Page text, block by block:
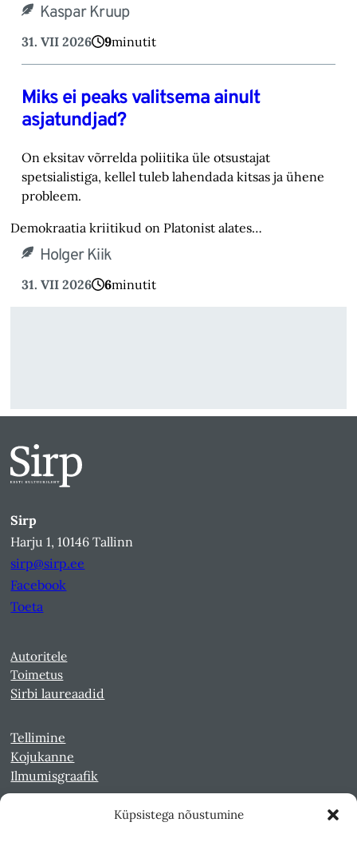
Küpsistega nõustumine
Kaspar Kruup
31. VII 2026 9minutit
Miks ei peaks valitsema ainult
asjatundjad?
On eksitav võrrelda poliitika üle otsustajat
spetsialistiga, kellel tuleb lahendada kitsas ja ühene
probleem.
Demokraatia kriitikud on Platonist alates…
Holger Kiik
31. VII 2026 6minutit
Sirp
Harju 1, 10146 Tallinn
sirp@sirp.ee
Facebook
Toeta
Autoritele
Toimetus
Sirbi laureaadid
Tellimine
Kojukanne
Ilmumisgraafik